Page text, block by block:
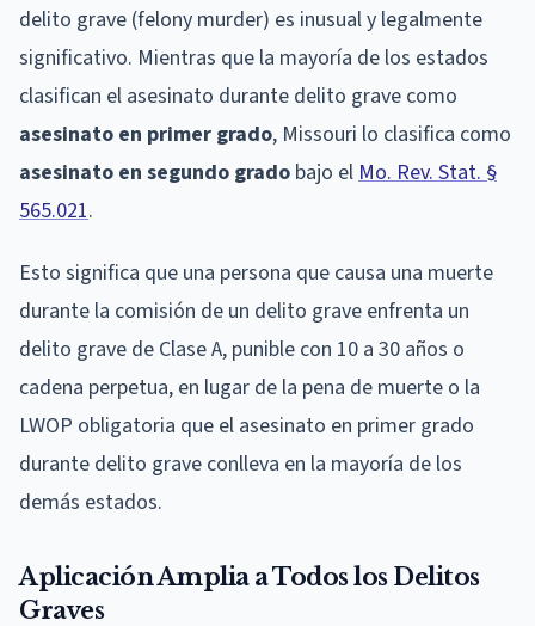
delito grave (felony murder) es inusual y legalmente
significativo. Mientras que la mayoría de los estados
clasifican el asesinato durante delito grave como
asesinato en primer grado, Missouri lo clasifica como
asesinato en segundo grado bajo el Mo. Rev. Stat. §
565.021.
Esto significa que una persona que causa una muerte
durante la comisión de un delito grave enfrenta un
delito grave de Clase A, punible con 10 a 30 años o
cadena perpetua, en lugar de la pena de muerte o la
LWOP obligatoria que el asesinato en primer grado
durante delito grave conlleva en la mayoría de los
demás estados.
Aplicación Amplia a Todos los Delitos
Graves